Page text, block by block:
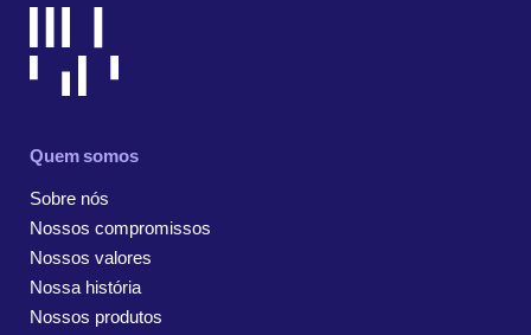
Quem somos
Sobre nós
Nossos compromissos
Nossos valores
Nossa história
Nossos produtos